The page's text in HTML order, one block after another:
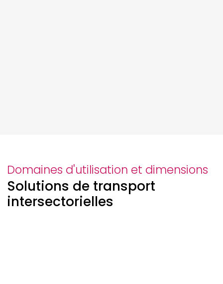
Domaines d'utilisation et dimensions
Solutions de transport
intersectorielles